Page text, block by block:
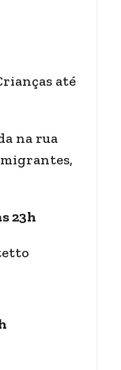
até
na rua
23h